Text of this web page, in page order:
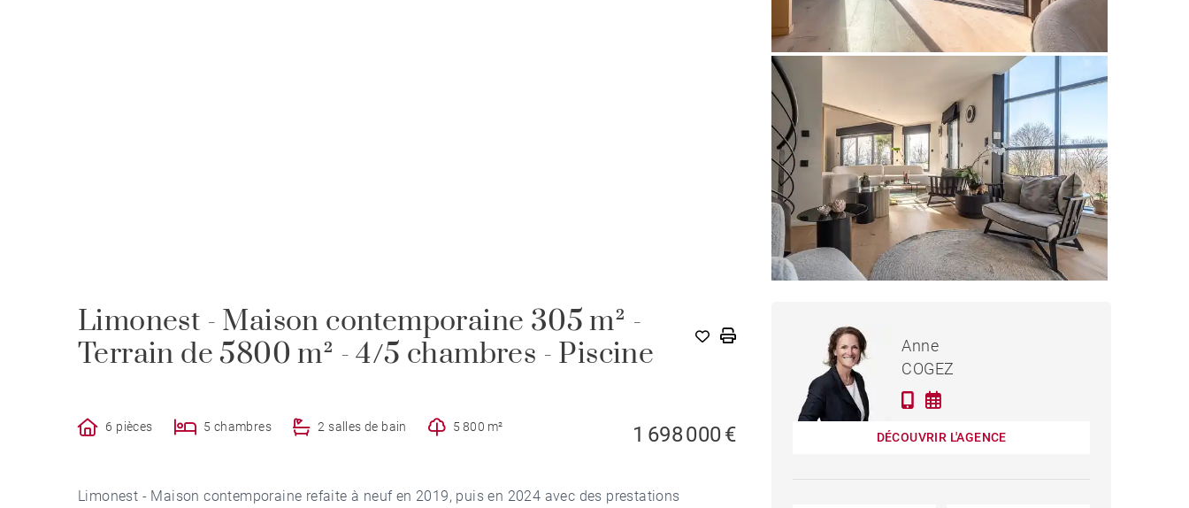
Limonest - Maison contemporaine 305 m² -
Terrain de 5800 m² - 4/5 chambres - Piscine
6 pièces 5 chambres 2 salles de bain 5 800 m² 1 698 000 €
Limonest - Maison contemporaine refaite à neuf en 2019, puis en 2024 avec des prestations
PROPRIÉTÉ LIMONEST -
300 M²Anne
COGEZ
DÉCOUVRIR L'AGENCE